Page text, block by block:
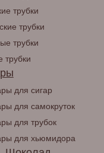
трубки
трубки
трубки
трубки
для сигар
для самокруток
для трубок
для хьюмидора